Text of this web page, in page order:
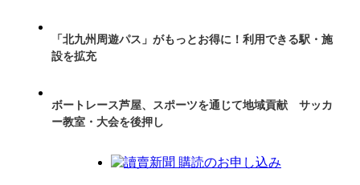
「北九州周遊パス」がもっとお得に！利用できる駅・施
設を拡充
ボートレース芦屋、スポーツを通じて地域貢献 サッカ
ー教室・大会を後押し